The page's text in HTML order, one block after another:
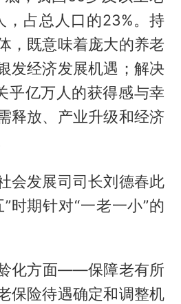
，占总人口的23%。持
，既意味着庞大的养老
发经济发展机遇；解决
乎亿万人的获得感与幸
释放、产业升级和经济
会发展司司长刘德春此
时期针对“一老一小”的
化方面——保障老有所
保险待遇确定和调整机